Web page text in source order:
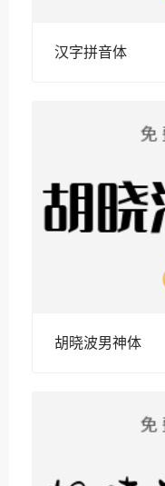
汉字拼音体
胡晓波男神体